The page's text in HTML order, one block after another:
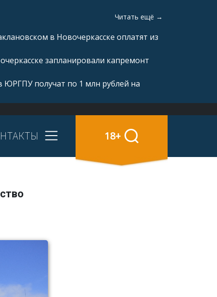
Читать ещё →
в Новочеркасске оплатят из
запланировали капремонт
ЮРГПУ получат по 1 млн рублей на
18+